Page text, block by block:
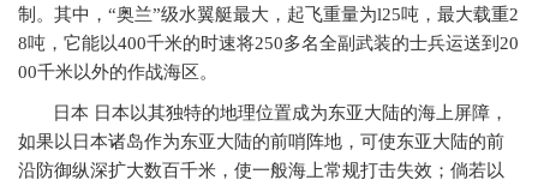
制。其中，“奥兰”级水翼艇最大，起飞重量为l25吨，最大载重2
8吨，它能以400千米的时速将250多名全副武装的士兵运送到 20
00千米以外的作战海区。
日本 日本以其独特的地理位置成为东亚大陆的海上屏障，
如果以日本诸岛作为东亚大陆的前哨阵地，可使东亚大陆的前
沿防御纵深扩大数百千米，使一般海上常规打击失效；倘若以